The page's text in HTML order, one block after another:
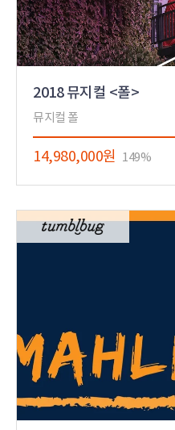
2018 뮤지컬 <폴>
뮤지컬 폴
14,980,000원 149%